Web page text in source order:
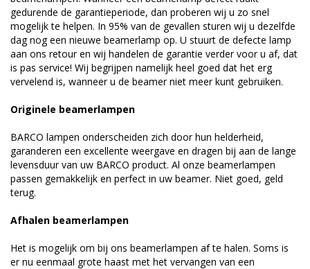
gedurende de garantieperiode, dan proberen wij u zo snel
mogelijk te helpen. In 95% van de gevallen sturen wij u dezelfde
dag nog een nieuwe beamerlamp op. U stuurt de defecte lamp
aan ons retour en wij handelen de garantie verder voor u af, dat
is pas service! Wij begrijpen namelijk heel goed dat het erg
vervelend is, wanneer u de beamer niet meer kunt gebruiken.
Originele beamerlampen
BARCO lampen onderscheiden zich door hun helderheid,
garanderen een excellente weergave en dragen bij aan de lange
levensduur van uw BARCO product. Al onze beamerlampen
passen gemakkelijk en perfect in uw beamer. Niet goed, geld
terug.
Afhalen beamerlampen
Het is mogelijk om bij ons beamerlampen af te halen. Soms is
er nu eenmaal grote haast met het vervangen van een